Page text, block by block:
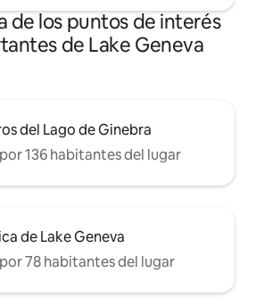
de los puntos de interés
de Lake Geneva
del Lago de Ginebra
136 habitantes del lugar
de Lake Geneva
78 habitantes del lugar